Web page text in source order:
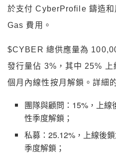
於支付 CyberProfile 鑄造
Gas 費用。
$CYBER 總供應量為
發行量佔 3%，其中 25%
個月內線性按月解鎖。詳細
團隊與顧問：15%，上線
性季度解鎖；
私募：25.12%，上線後
季度解鎖；